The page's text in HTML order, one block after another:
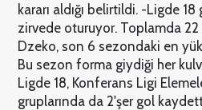
kararı aldığı belirtildi. -Ligde
zirvede oturuyor. Toplamda
Dzeko, son 6 sezondaki en
Bu sezon forma giydiği her
Ligde 18, Konferans Ligi
gruplarında da 2'şer gol